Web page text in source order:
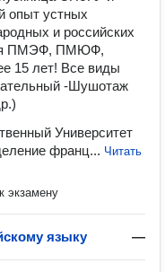
опыт устных
и российских
ПМЭФ, ПМЮФ,
15 лет! Все виды
-Шушотаж
Университет
франц... Читать
экзамену
языку —